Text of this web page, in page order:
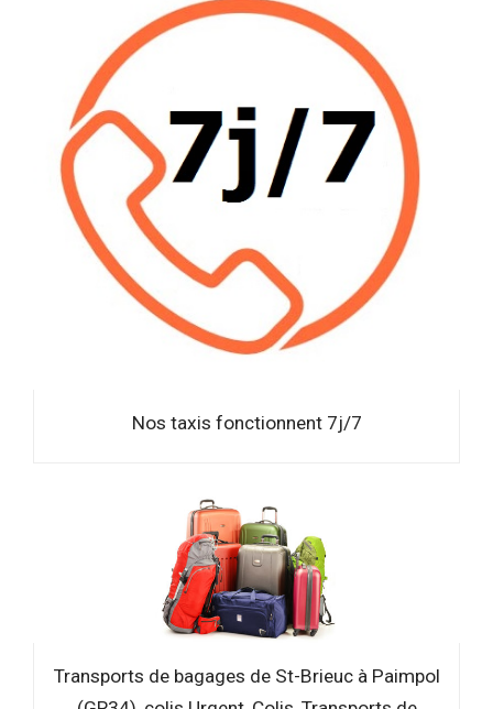
Nos taxis fonctionnent 7j/7
Transports de bagages de St-Brieuc à Paimpol